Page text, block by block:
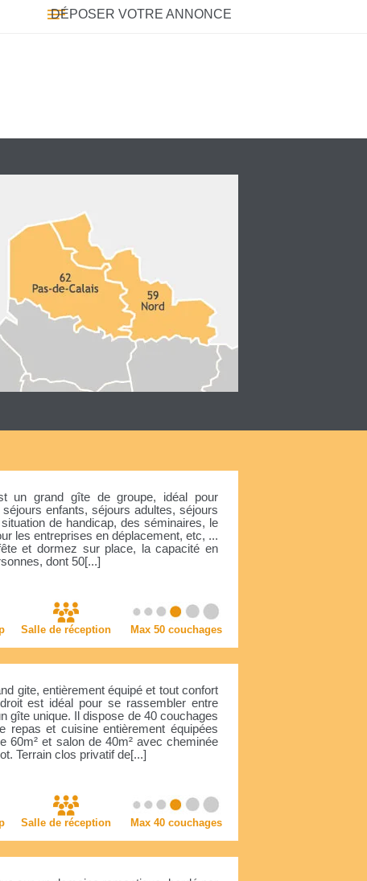
DÉPOSER VOTRE ANNONCE
un grand gîte de groupe, idéal pour
enfants, séjours adultes, séjours
de handicap, des séminaires, le
les entreprises en déplacement, etc, ...
et dormez sur place, la capacité en
dont 50[...]
Salle de réception Max 50 couchages
gite, entièrement équipé et tout confort
est idéal pour se rassembler entre
gîte unique. Il dispose de 40 couchages
repas et cuisine entièrement équipées
60m² et salon de 40m² avec cheminée
Terrain clos privatif de[...]
Salle de réception Max 40 couchages